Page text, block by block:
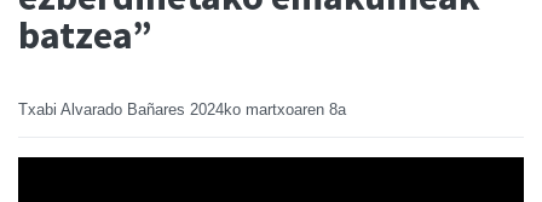
batzea”
Txabi Alvarado Bañares 2024ko martxoaren 8a